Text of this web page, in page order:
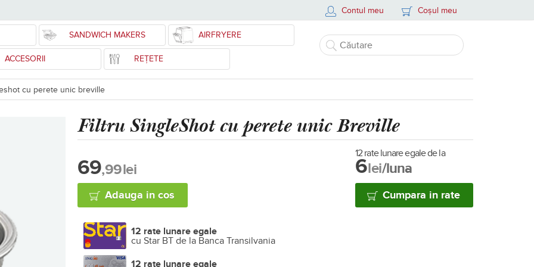
Contul meu Coșul meu
SANDWICH MAKERS AIRFRYERE
ACCESORII REȚETE
cu perete unic breville
Filtru SingleShot cu perete unic Breville
69,99lei
Adauga in cos
12 rate lunare egale de la
6lei/luna
Cumpara in rate
12 rate lunare egale
cu Star BT de la Banca Transilvania
12 rate lunare egale